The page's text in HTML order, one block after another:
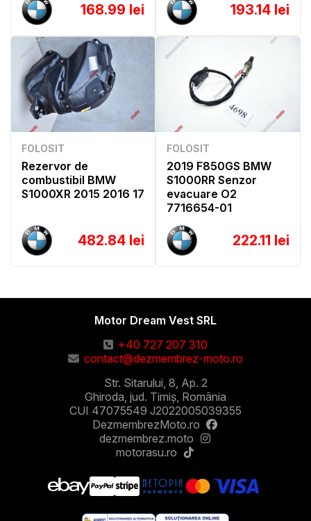
168.99 lei 193.14 lei
FOLOSIT
Rezervor de
combustibil BMW
S1000XR 2015 2016 17
482.84 lei
FOLOSIT
2019 F850GS BMW
S1000RR Senzor
evacuare O2
7716654-01
222.11 lei
Motor Dream Vest SRL
+40 727 207 310
contact@dezmembrez-moto.ro
Str. Sitarului, 8, Ap. 2
Ghiroda, jud. Timiș, România
CUI 47075549 J2022005039355
DezmembrezMoto.ro
dezmembrez.moto
motorasu.ro